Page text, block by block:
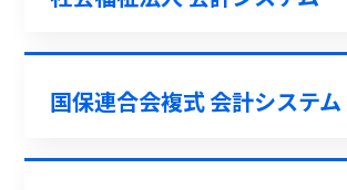
国保連合会複式 会計システム